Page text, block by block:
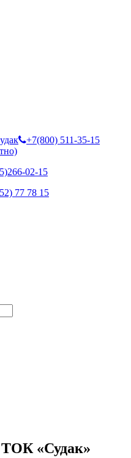
+7(800) 511-35-15
02-15
77 78 15
«Судак»